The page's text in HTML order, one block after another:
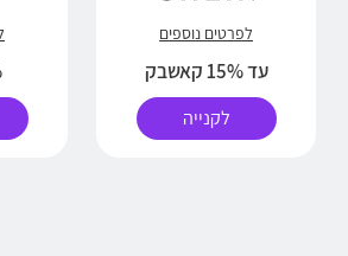
לפרטים נוספים
עד 15% קאשבק
לקנייה